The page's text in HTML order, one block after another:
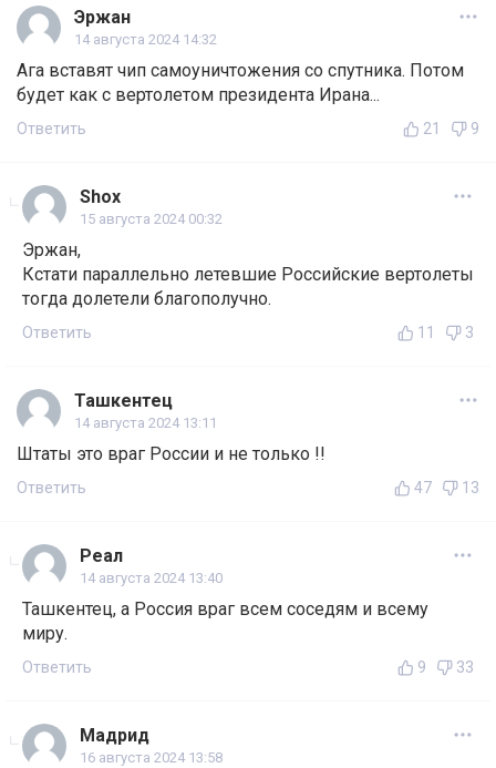
Эржан
14 августа 2024 14:32
Ага вставят чип самоуничтожения со спутника. Потом
будет как с вертолетом президента Ирана...
Ответить 21 9
Shox
15 августа 2024 00:32
Эржан,
Кстати параллельно летевшие Российские вертолеты
тогда долетели благополучно.
Ответить 11 3
Ташкентец
14 августа 2024 13:11
Штаты это враг России и не только !!
Ответить 47 13
Реал
14 августа 2024 13:40
Ташкентец, а Россия враг всем соседям и всему
миру.
Ответить 9 33
Мадрид
16 августа 2024 13:58